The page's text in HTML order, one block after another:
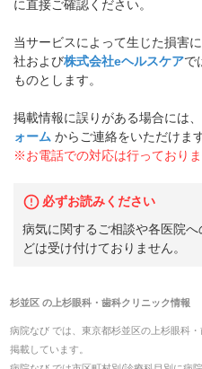
に直接ご確認ください。
当サービスによって生じた損害
社および株式会社eヘルスケアで
ものとします。
掲載情報に誤りがある場合には、
ォーム からご連絡をいただけま
※お電話での対応は行っており
必ずお読みください
病気に関するご相談や各医院
どは受け付けておりません。
杉並区の上杉眼科・歯科クリニック情報
病院なび では、 東京都杉並区の上杉眼科・
掲載しています。